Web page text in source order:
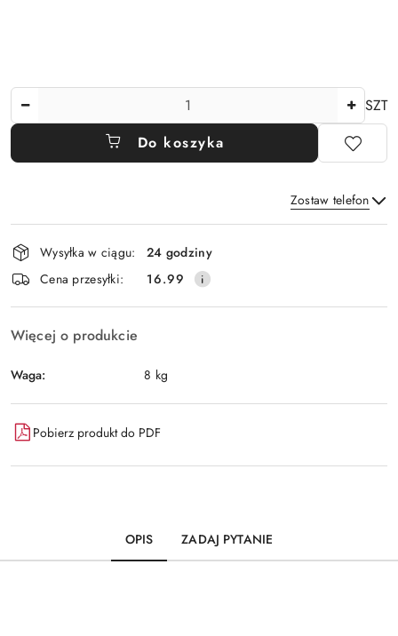
SZT
Do koszyka
Zostaw telefon
Wyślij
Dostępność
i
dostawa
Wysyłka w ciągu:
24 godziny
Cena przesyłki:
16.99
Więcej o produkcie
Waga: 8 kg
Pobierz produkt do PDF
OPIS ZADAJ PYTANIE